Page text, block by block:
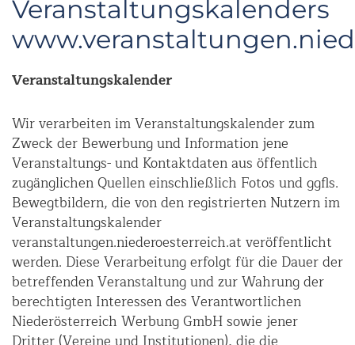
Veranstaltungskalenders
Veranstaltungskalender
Wir verarbeiten im Veranstaltungskalender zum
Zweck der Bewerbung und Information jene
Veranstaltungs- und Kontaktdaten aus öffentlich
zugänglichen Quellen einschließlich Fotos und ggfls.
Bewegtbildern, die von den registrierten Nutzern im
Veranstaltungskalender
veranstaltungen.niederoesterreich.at veröffentlicht
werden. Diese Verarbeitung erfolgt für die Dauer der
betreffenden Veranstaltung und zur Wahrung der
berechtigten Interessen des Verantwortlichen
Niederösterreich Werbung GmbH sowie jener